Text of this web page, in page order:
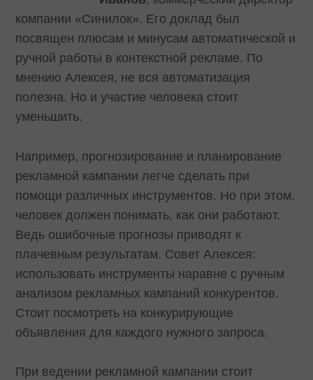
компании «Синилок». Его доклад был
посвящен плюсам и минусам автоматической и
ручной работы в контекстной рекламе. По
мнению Алексея, не вся автоматизация
полезна. Но и участие человека стоит
уменьшить.
Например, прогнозирование и планирование
рекламной кампании легче сделать при
помощи различных инструментов. Но при этом,
человек должен понимать, как они работают.
Ведь ошибочные прогнозы приводят к
плачевным результатам. Совет Алексея:
использовать инструменты наравне с ручным
анализом рекламных кампаний конкурентов.
Стоит посмотреть на конкурирующие
объявления для каждого нужного запроса.
При ведении рекламной кампании стоит